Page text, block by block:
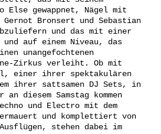
Else gewappnet, Nägel mit
Gernot Bronsert und Sebastian
und das mit einer
und auf einem Niveau, das
unangefochtenen
Zirkus verleiht. Ob mit
einer ihrer spektakulären
ihrer sattsamen DJ Sets, in
an diesem Samstag kommen
und Electro mit dem
und komplettiert von
stehen dabei im